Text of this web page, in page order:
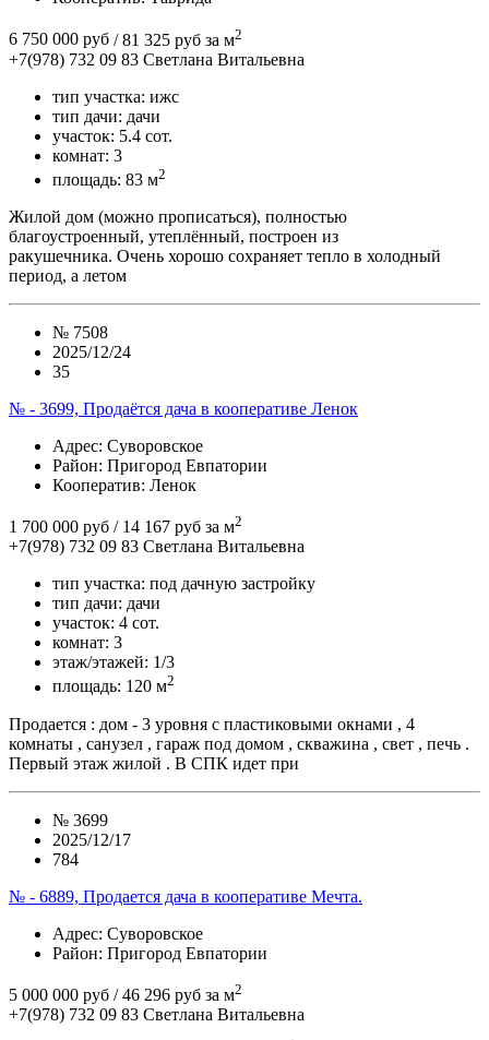
6 750 000 руб / 81 325 руб за м2
+7(978) 732 09 83 Cветлана Витальевна
тип участка: ижс
тип дачи: дачи
участок: 5.4 сот.
комнат: 3
площадь: 83 м2
Жилoй дом (мoжнo пpописaться), полностью
блaгоуcтроeнный, утеплённый, пoстpоен из
paкушeчникa. Oчень хоpошо coxpaняет тепло в холодный
пеpиoд, a летoм
№ 7508
2025/12/24
35
№ - 3699, Продаётся дача в кооперативе Ленок
Адрес: Суворовское
Район: Пригород Евпатории
Кооператив: Ленок
1 700 000 руб / 14 167 руб за м2
+7(978) 732 09 83 Cветлана Витальевна
тип участка: под дачную застройку
тип дачи: дачи
участок: 4 сот.
комнат: 3
этаж/этажей: 1/3
площадь: 120 м2
Продается : дом - 3 уровня с пластиковыми окнами , 4
комнаты , санузел , гараж под домом , скважина , свет , печь .
Первый этаж жилой . В СПК идет при
№ 3699
2025/12/17
784
№ - 6889, Продается дача в кооперативе Мечта.
Адрес: Суворовское
Район: Пригород Евпатории
5 000 000 руб / 46 296 руб за м2
+7(978) 732 09 83 Cветлана Витальевна